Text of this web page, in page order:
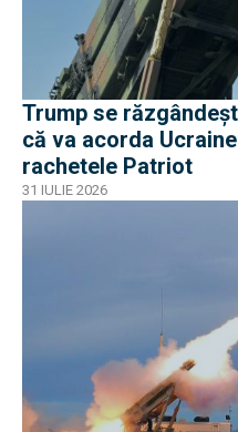
Trump se
că va acorda
rachetele Patriot
31 IULIE 2026